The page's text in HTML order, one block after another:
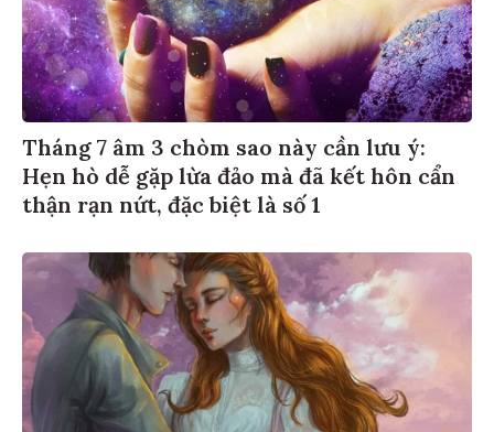
Tháng 7 âm 3 chòm sao này cần lưu ý:
Hẹn hò dễ gặp lừa đảo mà đã kết hôn cẩn
thận rạn nứt, đặc biệt là số 1